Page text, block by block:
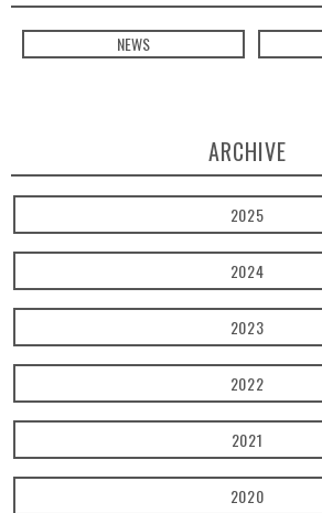
NEWS
ARCHIVE
2025
2024
2023
2022
2021
2020